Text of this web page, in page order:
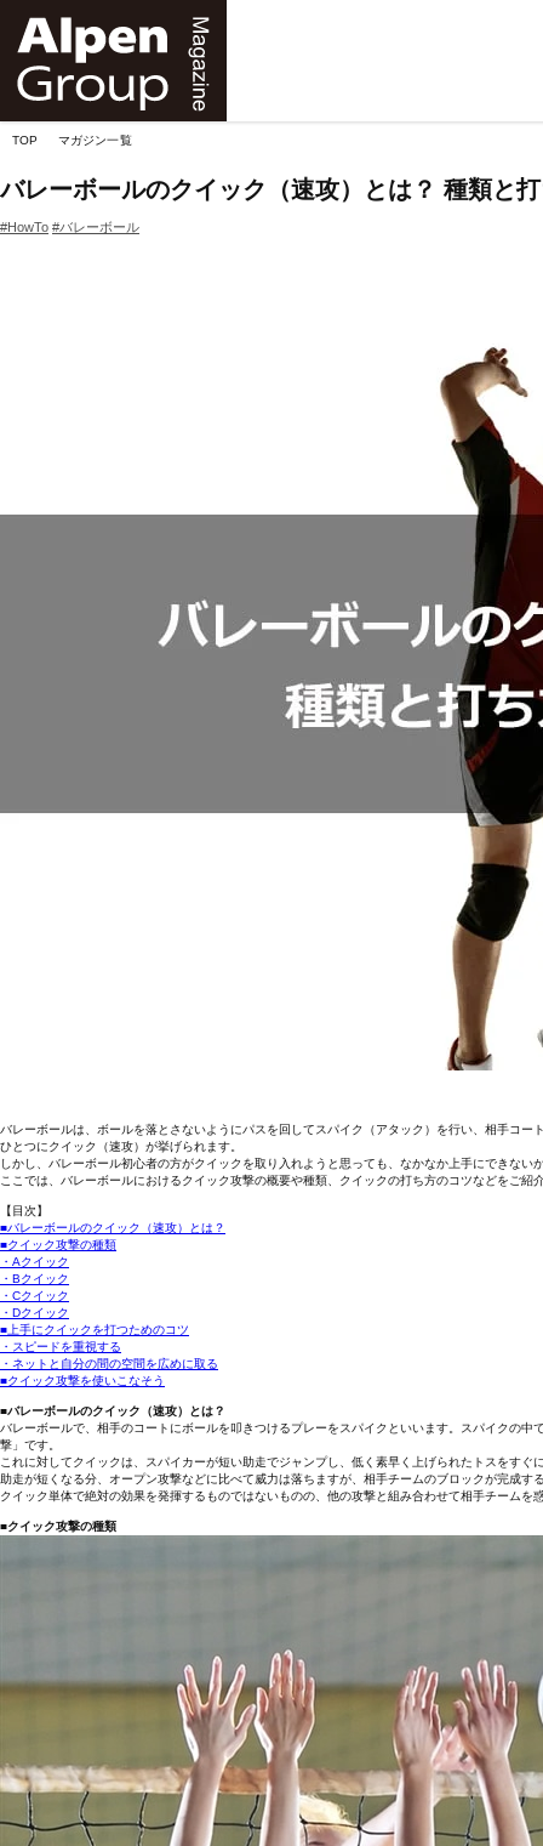
TOP マガジン一覧
バレーボールのクイック（速攻）とは？ 種類と
#HowTo #バレーボール
バレーボールは、ボールを落とさないようにパスを回してスパイク（アタック）を行い、相手コ
ひとつにクイック（速攻）が挙げられます。
しかし、バレーボール初心者の方がクイックを取り入れようと思っても、なかなか上手にできない
ここでは、バレーボールにおけるクイック攻撃の概要や種類、クイックの打ち方のコツなどをご紹
【目次】
■バレーボールのクイック（速攻）とは？
■クイック攻撃の種類
・Aクイック
・Bクイック
・Cクイック
・Dクイック
■上手にクイックを打つためのコツ
・スピードを重視する
・ネットと自分の間の空間を広めに取る
■クイック攻撃を使いこなそう
■バレーボールのクイック（速攻）とは？
バレーボールで、相手のコートにボールを叩きつけるプレーをスパイクといいます。スパイクの
撃」です。
これに対してクイックは、スパイカーが短い助走でジャンプし、低く素早く上げられたトスをす
助走が短くなる分、オープン攻撃などに比べて威力は落ちますが、相手チームのブロックが完成す
クイック単体で絶対の効果を発揮するものではないものの、他の攻撃と組み合わせて相手チーム
■クイック攻撃の種類